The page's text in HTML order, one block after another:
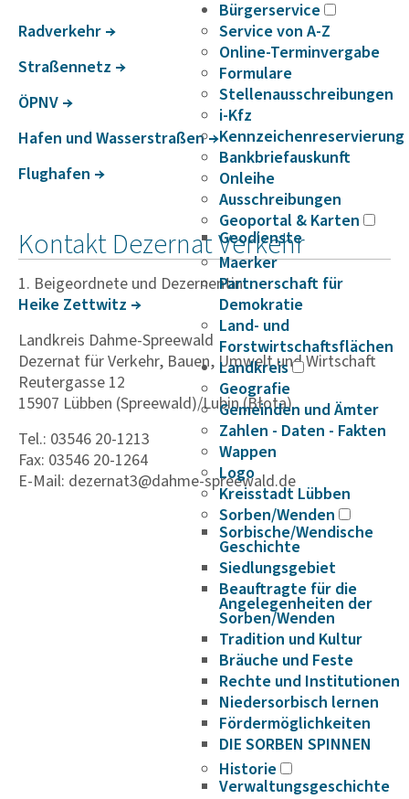
Bürgerservice
Service von A-Z
Online-Terminvergabe
Formulare
Stellenausschreibungen
i-Kfz
Kennzeichenreservierung
Bankbriefauskunft
Onleihe
Ausschreibungen
Geoportal & Karten
Geodienste
Maerker
Partnerschaft für
Demokratie
Land- und
Forstwirtschaftsflächen
Landkreis
Geografie
Gemeinden und Ämter
Zahlen - Daten - Fakten
Wappen
Logo
Kreisstadt Lübben
Sorben/Wenden
Sorbische/Wendische
Geschichte
Siedlungsgebiet
Beauftragte für die
Angelegenheiten der
Sorben/Wenden
Tradition und Kultur
Bräuche und Feste
Rechte und Institutionen
Niedersorbisch lernen
Fördermöglichkeiten
DIE SORBEN SPINNEN
Historie
Verwaltungsgeschichte
Radver­kehr
Stra­ßen­netz
ÖPNV
Hafen und Wasser­straßen
Flug­hafen
Kontakt Dezernat Verkehr
1. Beigeordnete und Dezernentin
Heike Zett­witz
Landkreis Dahme-Spreewald
Dezernat für Verkehr, Bauen, Umwelt und Wirtschaft
Reutergasse 12
15907 Lübben (Spreewald)/Lubin (Błota)
Tel.: 03546 20-1213
Fax: 03546 20-1264
E-Mail: dezernat3@dahme-spreewald.de